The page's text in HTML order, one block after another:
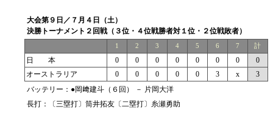
大会第９日／７月４日（土）
決勝トーナメント２回戦（３位・４位戦勝者対１位・２位戦敗者）
1 2 3 4 5 6 7 計
日 本 0 0 0 0 0 0 0
0
オーストラリア
0 0 0 0 0 3 x
3
バッテリー：●岡﨑建斗（６回） － 片岡大洋
長打：〔三塁打〕筒井拓友〔二塁打〕糸瀬勇助